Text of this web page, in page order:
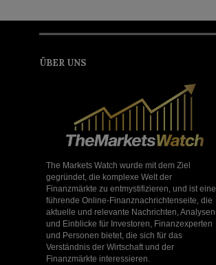
ÜBER UNS
The Markets Watch wurde mit dem Ziel
gegründet, die komplexe Welt der
Finanzmärkte zu entmystifizieren, und ist eine
führende Online-Finanznachrichtenseite, die
aktuelle und relevante Nachrichten, Analysen
und Einblicke für Investoren, Finanzexperten
und Personen bietet, die sich für das
Verständnis der Wirtschaft und der
Finanzmärkte interessieren.